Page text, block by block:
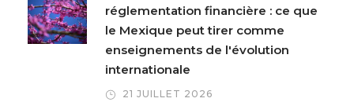
réglementation financière : ce que
le Mexique peut tirer comme
enseignements de l'évolution
internationale
21 JUILLET 2026